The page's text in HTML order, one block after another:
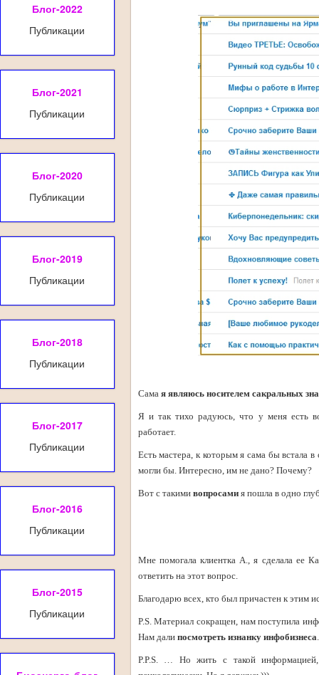
Блог-2022
Публикации
Блог-2021
Публикации
Блог-2020
Публикации
Блог-2019
Публикации
Блог-2018
Публикации
Блог-2017
Публикации
Блог-2016
Публикации
Блог-2015
Публикации
Сама я являюсь носителем сакральных
Я и так тихо радуюсь, что у меня есть
работает.
Есть мастера, к которым я сама бы встала
могли бы. Интересно, им не дано? Почему?
Вот с такими вопросамия пошла в одно
Мне помогала клиентка А., я сделала ее
ответить на этот вопрос.
Благодарю всех, кто был причастен к этим
P.S. Материал сокращен, нам поступила
Нам дали посмотреть изнанку инфобизнеса
P.P.S. … Но жить с такой